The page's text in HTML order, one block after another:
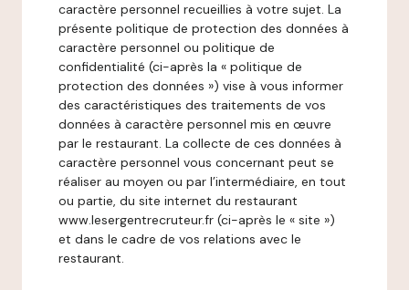
caractère personnel recueillies à votre sujet. La
présente politique de protection des données à
caractère personnel ou politique de
confidentialité (ci-après la « politique de
protection des données ») vise à vous informer
des caractéristiques des traitements de vos
données à caractère personnel mis en œuvre
par le restaurant. La collecte de ces données à
caractère personnel vous concernant peut se
réaliser au moyen ou par l’intermédiaire, en tout
ou partie, du site internet du restaurant
www.lesergentrecruteur.fr (ci-après le « site »)
et dans le cadre de vos relations avec le
restaurant.